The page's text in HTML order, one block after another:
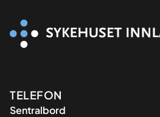
Kontaktinformasjon
TELEFON
Sentralbord